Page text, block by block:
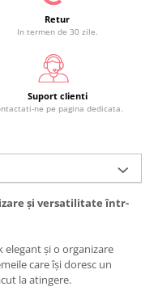
Retur
In termen de 30 zile.
Suport clienti
ne pe pagina dedicata.
și versatilitate într-
și o organizare
care își doresc un
la atingere.